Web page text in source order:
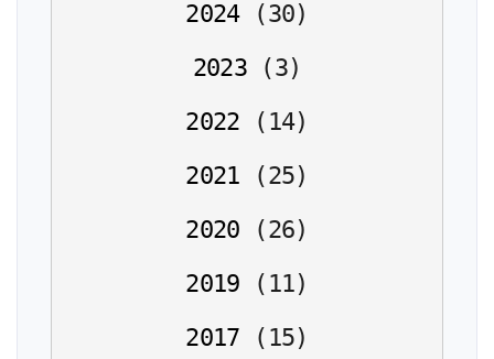
2024
(30)
2023
(3)
2022
( 14)
2021
(25)
2020
(26)
2019
( 11)
2017
( 15)